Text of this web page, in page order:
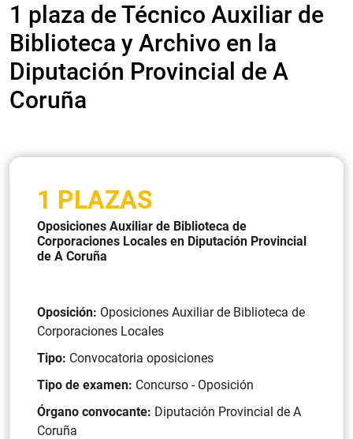
1 plaza de Técnico Auxiliar de
Biblioteca y Archivo en la
Diputación Provincial de A
Coruña
1 PLAZAS
Oposiciones Auxiliar de Biblioteca de
Corporaciones Locales en Diputación Provincial
de A Coruña
Oposición: Oposiciones Auxiliar de Biblioteca de
Corporaciones Locales
Tipo: Convocatoria oposiciones
Tipo de examen: Concurso - Oposición
Órgano convocante: Diputación Provincial de A
Coruña